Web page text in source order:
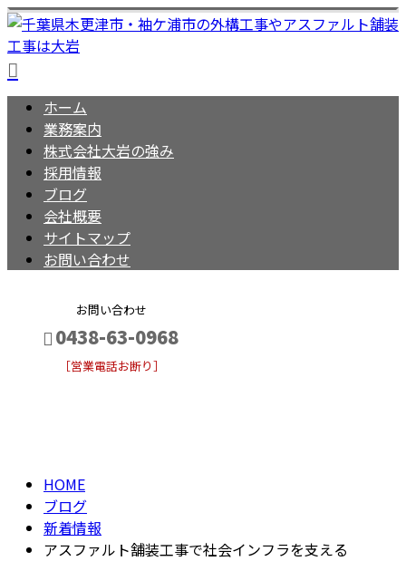
ホーム
業務案内
株式会社大岩の強み
採用情報
ブログ
会社概要
サイトマップ
お問い合わせ
お問い合わせ
0438-63-0968
［営業電話お断り］
HOME
ブログ
新着情報
アスファルト舗装工事で社会インフラを支える